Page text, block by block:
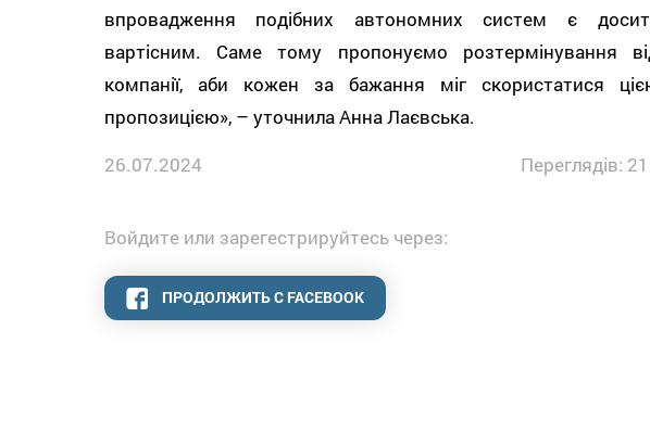
впровадження подібних автономних систем є
вартісним. Саме тому пропонуємо розтермінування
компанії, аби кожен за бажання міг скористатися
пропозицією», – уточнила Анна Лаєвська.
26.07.2024
Переглядів:
Войдите или зарегестрируйтесь через:
ПРОДОЛЖИТЬ С FACEBOOK